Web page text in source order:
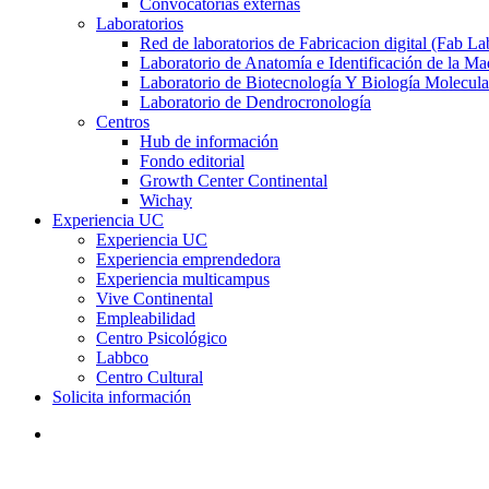
Convocatorias externas
Laboratorios
Red de laboratorios de Fabricacion digital (Fab
Laboratorio de Anatomía e Identificación de la
Laboratorio de Biotecnología Y Biología
Laboratorio de Dendrocronología
Centros
Hub de información
Fondo editorial
Growth Center Continental
Wichay
Experiencia UC
Experiencia UC
Experiencia emprendedora
Experiencia multicampus
Vive Continental
Empleabilidad
Centro Psicológico
Labbco
Centro Cultural
Solicita información